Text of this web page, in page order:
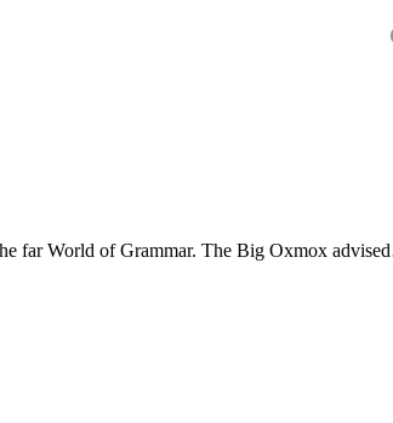
far World of Grammar. The Big Oxmox